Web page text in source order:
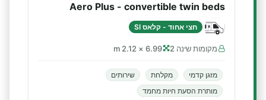
Aero Plus - convertible twin beds
חצי אחוד - קלאס SI
מקומות שינה 2 6.99 × 2.12 m
מזגן קדמי מקלחת
שירותים
מותרת הסעת חיות מחמד